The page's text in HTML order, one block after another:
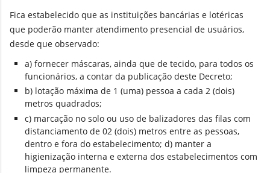
Fica estabelecido que as instituições bancárias e lotéricas
que poderão manter atendimento presencial de usuários,
desde que observado:
a) fornecer máscaras, ainda que de tecido, para todos os
funcionários, a contar da publicação deste Decreto;
b) lotação máxima de 1 (uma) pessoa a cada 2 (dois)
metros quadrados;
c) marcação no solo ou uso de balizadores das filas com
distanciamento de 02 (dois) metros entre as pessoas,
dentro e fora do estabelecimento; d) manter a
higienização interna e externa dos estabelecimentos com
limpeza permanente.